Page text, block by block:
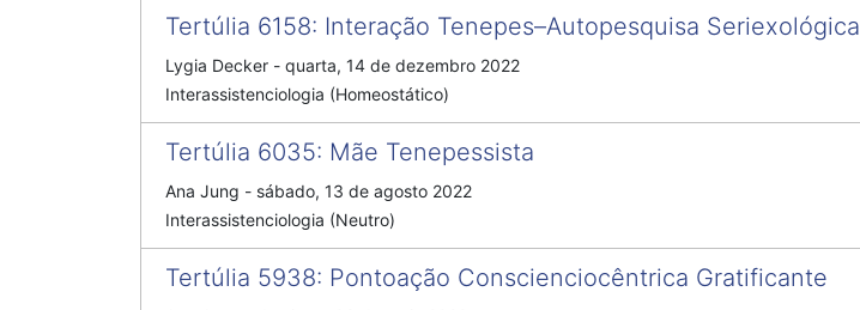
Tertúlia 6158: Interação Tenepes–Autopesquisa Seriexológica
Lygia Decker - quarta, 14 de dezembro 2022
Interassistenciologia (Homeostático)
Tertúlia 6035: Mãe Tenepessista
Ana Jung - sábado, 13 de agosto 2022
Interassistenciologia (Neutro)
Tertúlia 5938: Pontoação Conscienciocêntrica Gratificante